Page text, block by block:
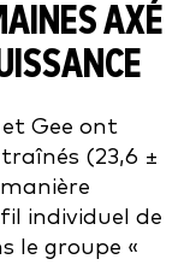
AXÉ
et Gee ont
(23,6 ±
individuel de
le groupe «